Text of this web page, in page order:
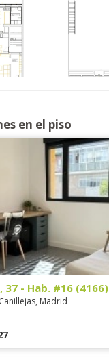
en el piso
37 - Hab. #16 (4166)
Madrid